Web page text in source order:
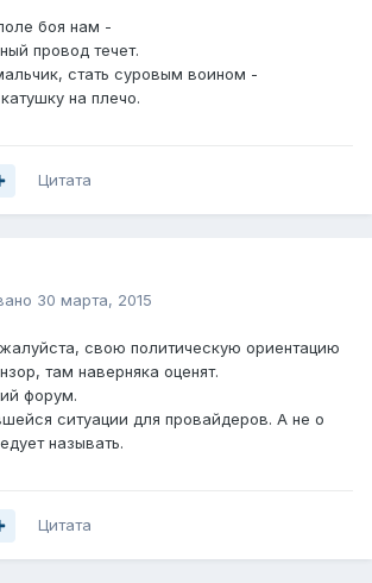
боя нам -
провод течет.
стать суровым воином -
на плечо.
Цитата
30 марта, 2015
свою политическую ориентацию
там наверняка оценят.
форум.
ситуации для провайдеров. А не о
называть.
Цитата